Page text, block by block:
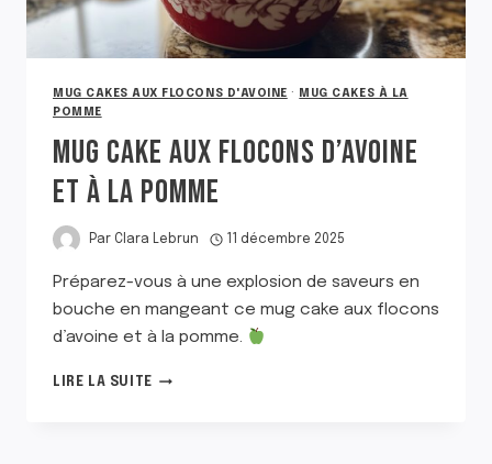
MUG CAKES AUX FLOCONS D'AVOINE ·
MUG CAKES À LA
POMME
MUG CAKE AUX FLOCONS D’AVOINE
ET À LA POMME
Par Clara Lebrun 11 décembre 2025
Préparez-vous à une explosion de saveurs en
bouche en mangeant ce mug cake aux flocons
d’avoine et à la pomme.
LIRE LA SUITEMUG